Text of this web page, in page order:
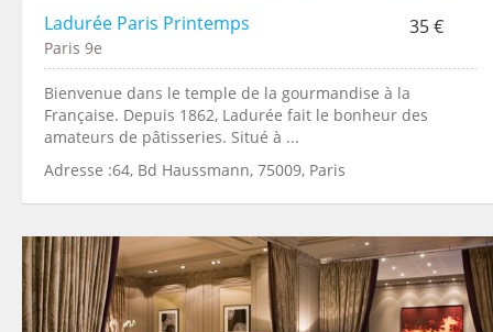
Ladurée Paris Printemps 35 €
Paris 9e
Bienvenue dans le temple de la gourmandise à la
Française. Depuis 1862, Ladurée fait le bonheur des
amateurs de pâtisseries. Situé à ...
Adresse :64, Bd Haussmann, 75009, Paris